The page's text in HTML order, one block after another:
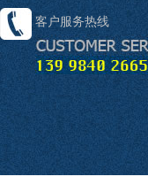
客户服务热线